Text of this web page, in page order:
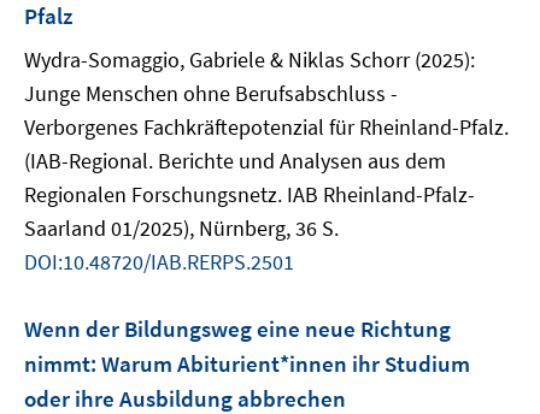
Pfalz
Wydra-Somaggio, Gabriele & Niklas Schorr (2025):
Junge Menschen ohne Berufsabschluss -
Verborgenes Fachkräftepotenzial für Rheinland-Pfalz.
(IAB-Regional. Berichte und Analysen aus dem
Regionalen Forschungsnetz. IAB Rheinland-Pfalz-
Saarland 01/2025), Nürnberg, 36 S.
DOI:10.48720/IAB.RERPS.2501
Wenn der Bildungsweg eine neue Richtung
nimmt: Warum Abiturient*innen ihr Studium
oder ihre Ausbildung abbrechen